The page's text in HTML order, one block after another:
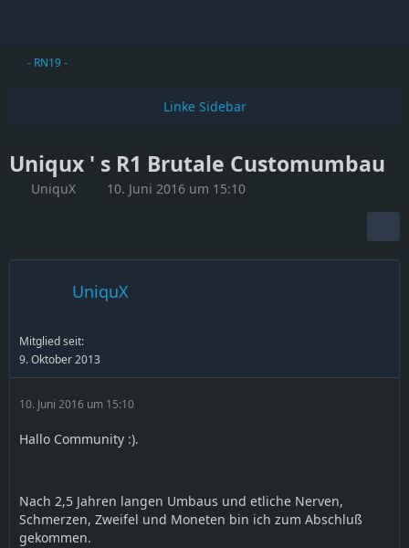
- RN19 -
Uniqux ' s R1 Brutale Customumbau
UniquX 10. Juni 2016 um 15:10
UniquX
Mitglied seit:
9. Oktober 2013
10. Juni 2016 um 15:10
Hallo Community :).
Nach 2,5 Jahren langen Umbaus und etliche Nerven,
Schmerzen, Zweifel und Moneten bin ich zum Abschluß
gekommen.